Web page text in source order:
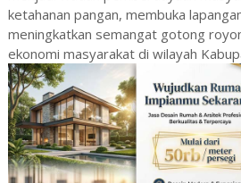
ketahanan pangan, membuka
meningkatkan semangat gotong
ekonomi masyarakat di wilayah